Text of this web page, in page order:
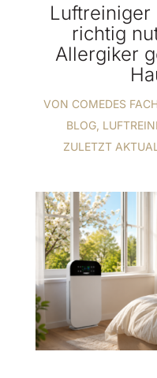
Luftreiniger
richtig
Allergiker
VON COMEDES
BLOG,
ZULETZT